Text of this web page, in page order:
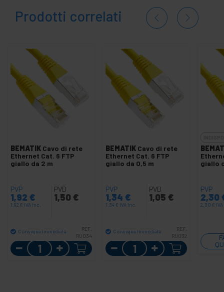
Prodotti correlati
BEMATIK Cavo di rete
Ethernet Cat. 6 FTP
giallo da 2 m
PVP
1,92 €
1,92 € IVA inc.
PVD
1,50 €
Consegna immediata
REF:
RU034
Quantità
BEMATIK Cavo di rete
Ethernet Cat. 6 FTP
giallo da 0,5 m
PVP
1,34 €
1,34 € IVA inc.
PVD
1,05 €
Consegna immediata
REF:
RU032
Quantità
giallo
PVP
2,30
2,30 €